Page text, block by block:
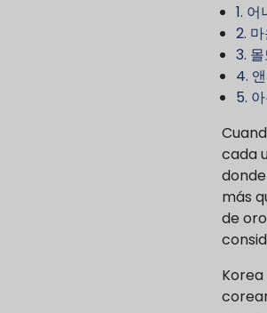
1.
2.
3.
4.
5.
cada
más
de